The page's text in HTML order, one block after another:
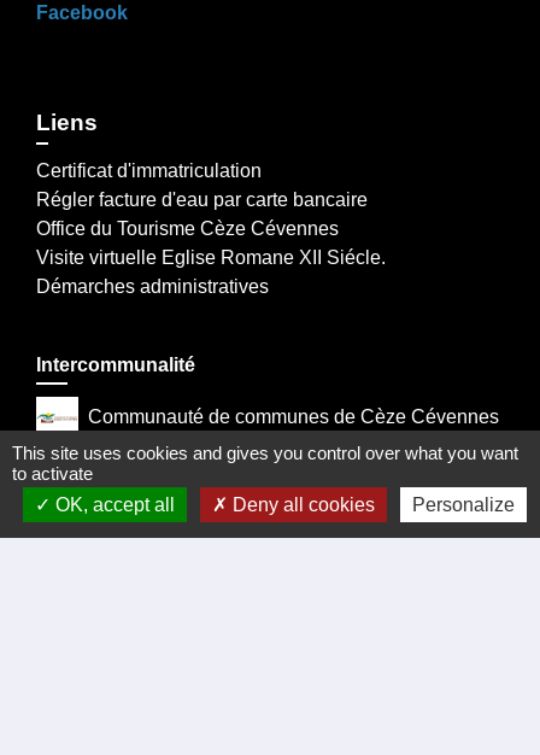
Facebook
Liens
Certificat d'immatriculation
Régler facture d'eau par carte bancaire
Office du Tourisme Cèze Cévennes
Visite virtuelle Eglise Romane XII Siécle.
Démarches administratives
Intercommunalité
Communauté de communes de Cèze Cévennes
Prefecture du Gard
La Region Occitanie
This site uses cookies and gives you control over what you want
to activate
OK, accept all
Deny all cookies Personalize